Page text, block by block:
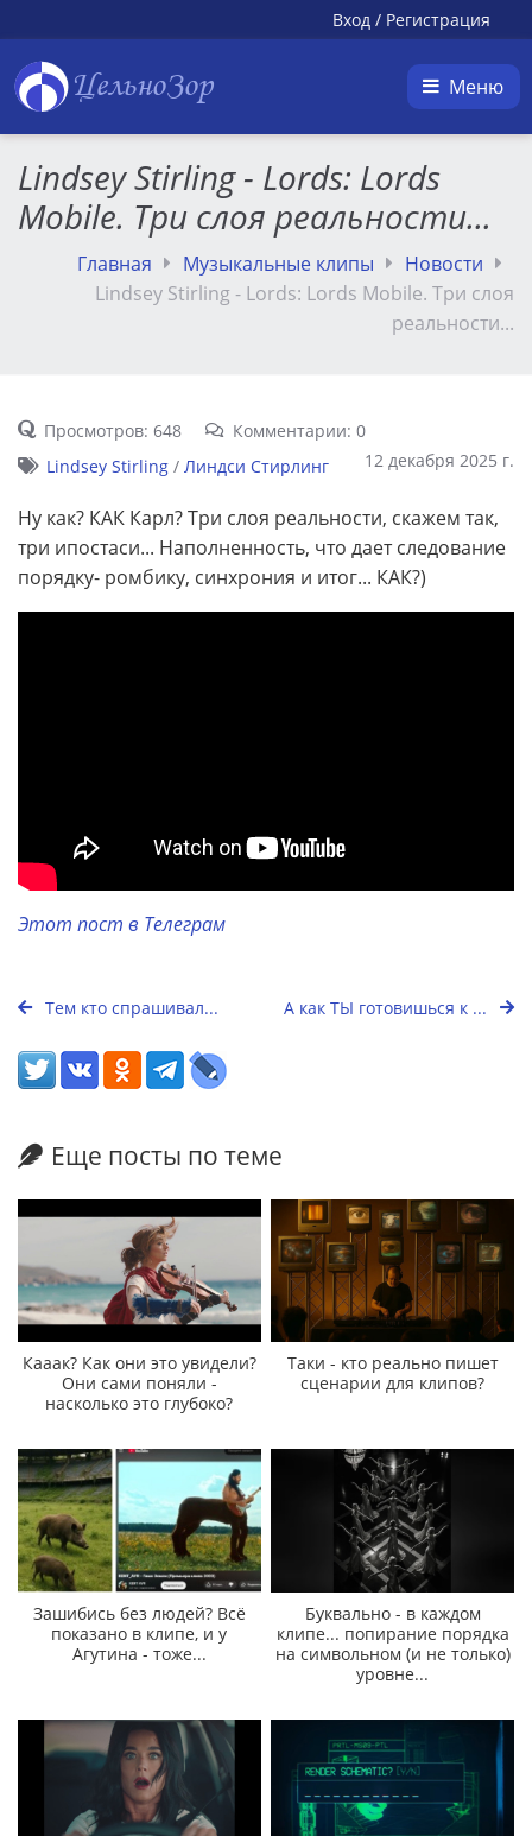
Вход / Регистрация
ЦельноЗор Меню
Lindsey Stirling - Lords: Lords
Mobile. Три слоя реальности...
Главная Музыкальные клипы
Новости
Lindsey Stirling - Lords: Lords Mobile. Три слоя
реальности...
Просмотров: 648
Комментарии: 0
12 декабря 2025 г.
Lindsey Stirling/ Линдси Стирлинг
Ну как? КАК Карл? Три слоя реальности, скажем так,
три ипостаси... Наполненность, что дает следование
порядку- ромбику, синхрония и итог... КАК?)
Этот пост в Телеграм
Тем кто спрашивал... А как ТЫ готовишься к ...
Еще посты по теме
Кааак? Как они это увидели?
Они сами поняли -
насколько это глубоко?
Таки - кто реально пишет
сценарии для клипов?
Зашибись без людей? Всё
показано в клипе, и у
Агутина - тоже...
Буквально - в каждом
клипе... попирание порядка
на символьном (и не только)
уровне...